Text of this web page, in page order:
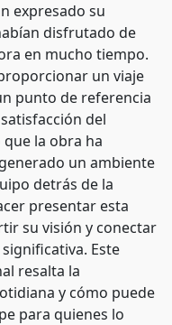
expresado su
disfrutado de
en mucho tiempo.
un viaje
punto de referencia
del
la obra ha
un ambiente
detrás de la
presentar esta
su visión y conectar
Este
resalta la
y cómo puede
para quienes lo